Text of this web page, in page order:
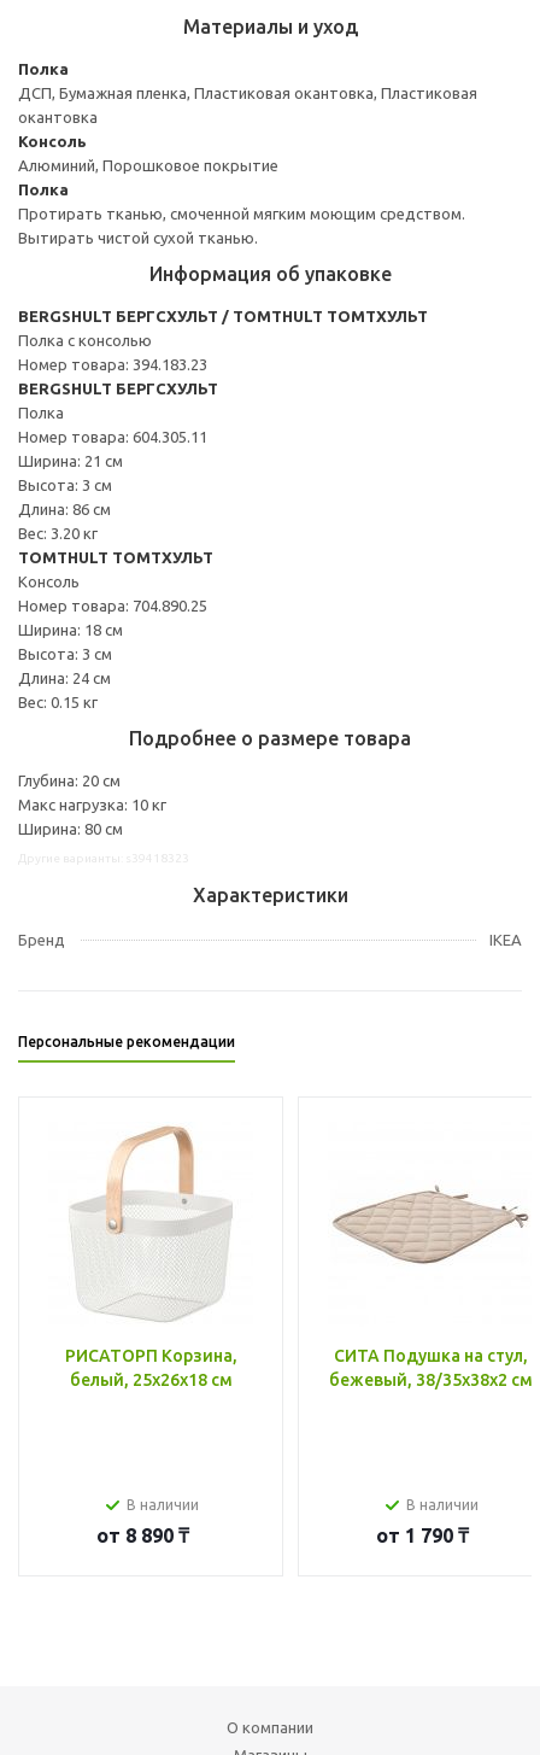
Материалы и уход
Полка
ДСП, Бумажная пленка, Пластиковая окантовка, Пластиковая
окантовка
Консоль
Алюминий, Порошковое покрытие
Полка
Протирать тканью, смоченной мягким моющим средством.
Вытирать чистой сухой тканью.
Информация об упаковке
BERGSHULT БЕРГСХУЛЬТ / TOMTHULT ТОМТХУЛЬТ
Полка с консолью
Номер товара: 394.183.23
BERGSHULT БЕРГСХУЛЬТ
Полка
Номер товара: 604.305.11
Ширина: 21 см
Высота: 3 см
Длина: 86 см
Вес: 3.20 кг
TOMTHULT ТОМТХУЛЬТ
Консоль
Номер товара: 704.890.25
Ширина: 18 см
Высота: 3 см
Длина: 24 см
Вес: 0.15 кг
Подробнее о размере товара
Глубина: 20 см
Макс нагрузка: 10 кг
Ширина: 80 см
Характеристики
Бренд IKEA
Персональные рекомендации
РИСАТОРП Корзина,
белый, 25x26x18 см
В наличии
от 8 890 ₸
СИТА Подушка на стул,
бежевый, 38/35x38x2 см
В наличии
от 1 790 ₸
О компании